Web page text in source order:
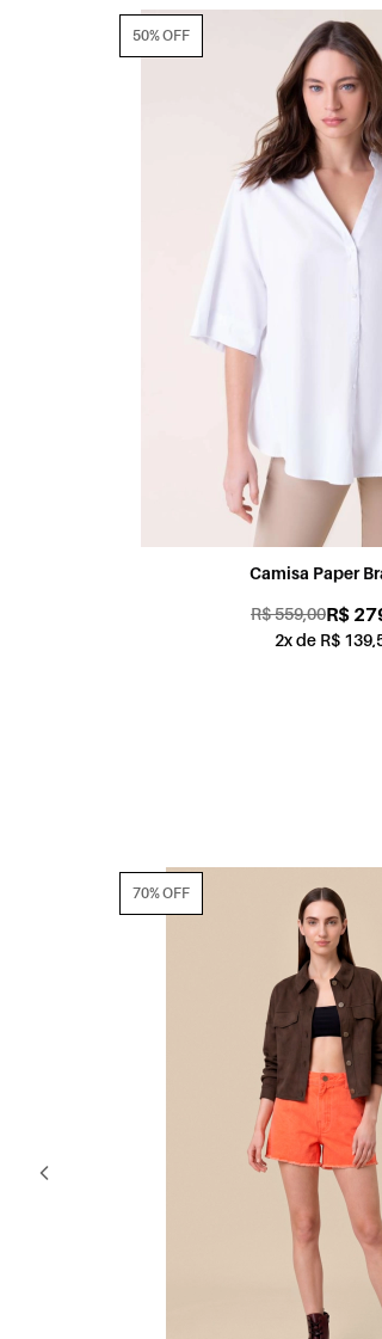
Camisa Paper
R$ 559,00R$
2x de R$
50% OFF
70% OFF